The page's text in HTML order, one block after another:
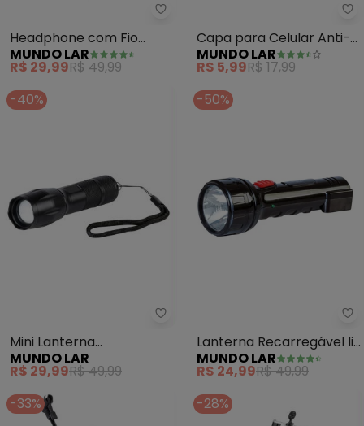
Mundo Lar - Headphone com
Headphone com Fio
(Preto)
MUNDO LAR
R$ 29,99R$ 49,99
Capa para Celular Anti-
Impacto 1 Peça
MUNDO LAR
R$ 5,99R$ 17,99
-40%
Mundo Lar - Mini Lanterna
Mini Lanterna
Telescópica (Preta) 1
Peça
MUNDO LAR
R$ 29,99R$ 49,99
-50%
Lanterna Recarregável Ii
(Preto)
MUNDO LAR
R$ 24,99R$ 49,99
-33%
-28%